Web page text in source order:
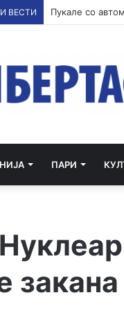
ВЕСТИ Филипче:
ПАРИ
закана